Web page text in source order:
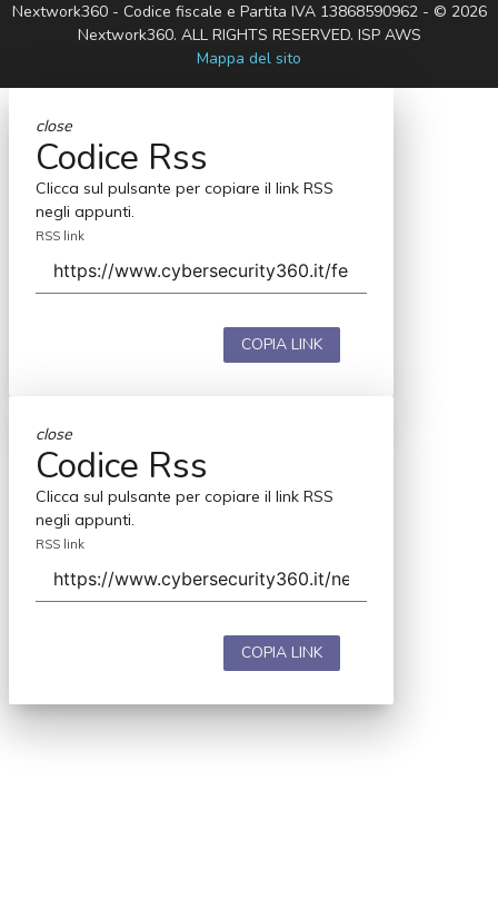
Nextwork360 - Codice fiscale e Partita IVA 13868590962 - © 2026
Nextwork360. ALL RIGHTS RESERVED. ISP AWS
Mappa del sito
close
Codice Rss
Clicca sul pulsante per copiare il link RSS
negli appunti.
RSS link
COPIA LINK
close
Codice Rss
Clicca sul pulsante per copiare il link RSS
negli appunti.
RSS link
COPIA LINK